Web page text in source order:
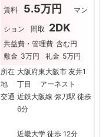
賃料 5.5万円 マン
ション 間取 2DK
共益費・管理費 含む円
敷金 3万円 礼金 5万円
所在
地
大阪府東大阪市 友井1
丁目 アーネスト
交通 近鉄大阪線 弥刀駅 徒歩
6分
近畿大学 徒歩 12分